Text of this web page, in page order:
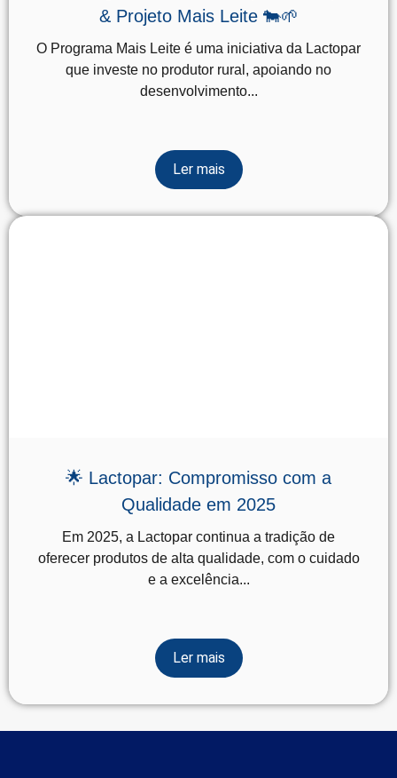
& Projeto Mais Leite 🐄🌱
O Programa Mais Leite é uma iniciativa da Lactopar
que investe no produtor rural, apoiando no
desenvolvimento...
Ler mais
🌟 Lactopar: Compromisso com a
Qualidade em 2025
Em 2025, a Lactopar continua a tradição de
oferecer produtos de alta qualidade, com o cuidado
e a excelência...
Ler mais